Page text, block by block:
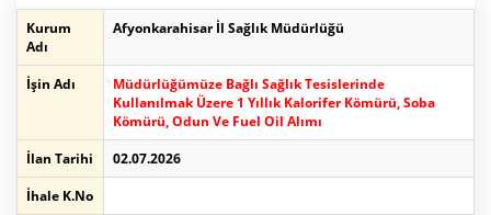
Kurum
Adı
Afyonkarahisar İl Sağlık Müdürlüğü
İşin Adı
Müdürlüğümüze Bağlı Sağlık Tesislerinde
Kullanılmak Üzere 1 Yıllık Kalorifer Kömürü, Soba
Kömürü, Odun Ve Fuel Oil Alımı
İlan Tarihi
02.07.2026
İhale K.No